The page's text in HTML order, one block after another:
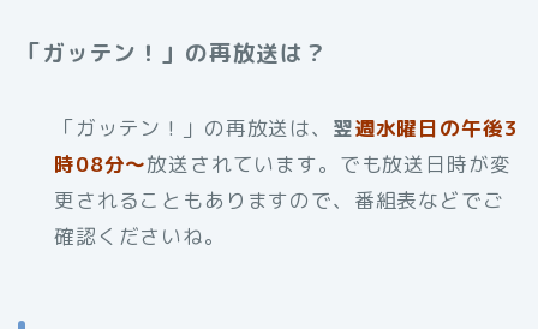
「ガッテン！」の再放送は？
「ガッテン！」の再放送は、 翌週水曜日の午後3
時08分～放送されています。でも放送日時が変
更されることもありますので、番組表などでご
確認くださいね。